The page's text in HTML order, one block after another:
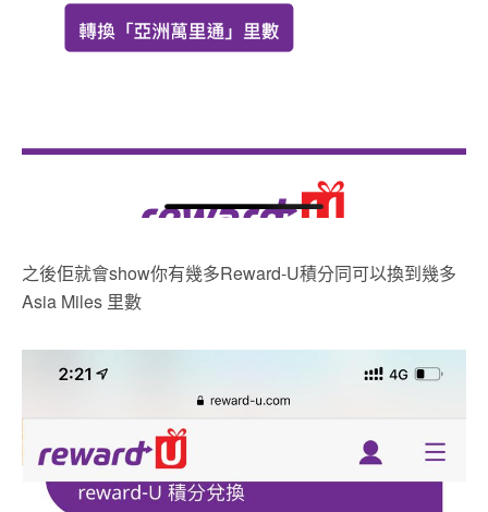
之後佢就會show你有幾多Reward-U積分同可以換到幾多
Asia Miles 里數